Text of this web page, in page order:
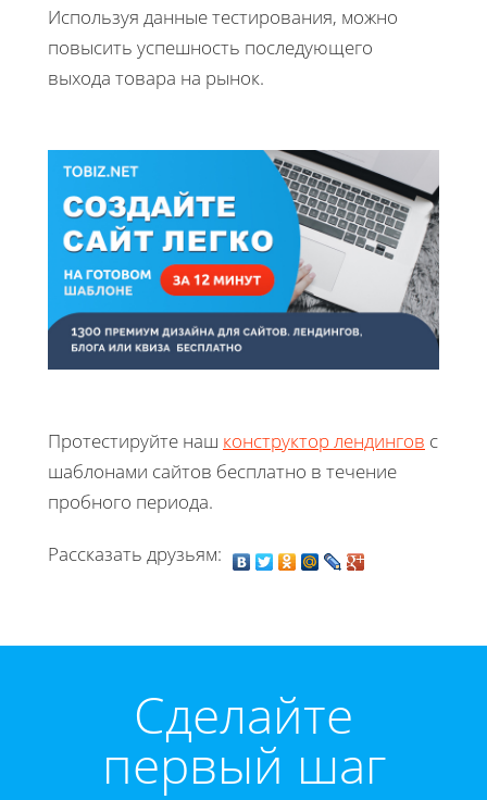
Используя данные тестирования, можно
повысить успешность последующего
выхода товара на рынок.
Протестируйте наш конструктор лендингов с
шаблонами сайтов бесплатно в течение
пробного периода.
Рассказать друзьям:
Cделайте
первый шаг